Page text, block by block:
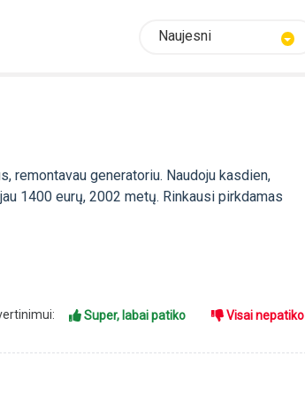
Naujesni
remontavau generatoriu. Naudoju kasdien,
1400 eurų, 2002 metų. Rinkausi pirkdamas
Super, labai patiko Visai nepatiko